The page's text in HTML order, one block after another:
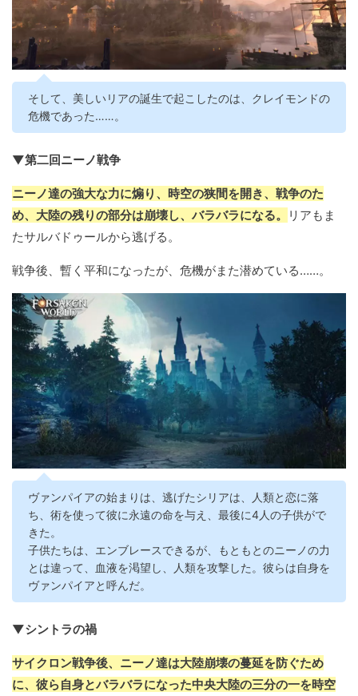
そして、美しいリアの誕生で起こしたのは、クレイモンドの
危機であった……。
▼第二回ニーノ戦争
ニーノ達の強大な力に煽り、時空の狭間を開き、戦争のた
め、大陸の残りの部分は崩壊し、バラバラになる。
リアもま
たサルバドゥールから逃げる。
戦争後、暫く平和になったが、危機がまた潜めている……。
ヴァンパイアの始まりは、逃げたシリアは、人類と恋に落
ち、術を使って彼に永遠の命を与え、最後に4人の子供がで
きた。
子供たちは、エンブレースできるが、もともとのニーノの力
とは違って、血液を渇望し、人類を攻撃した。彼らは自身を
ヴァンパイアと呼んだ。
▼シントラの禍
サイクロン戦争後、ニーノ達は大陸崩壊の蔓延を防ぐため
に、彼ら自身とバラバラになった中央大陸の三分の一を時空